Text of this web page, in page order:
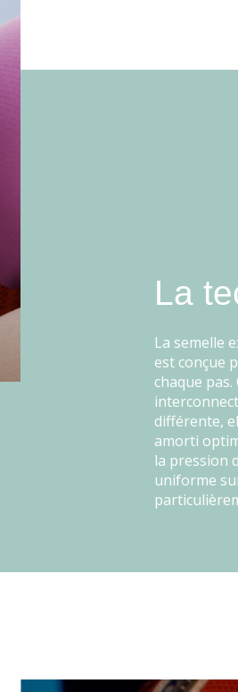
La
La semelle
est conçue
chaque
différente,
amorti
la pression
uniforme